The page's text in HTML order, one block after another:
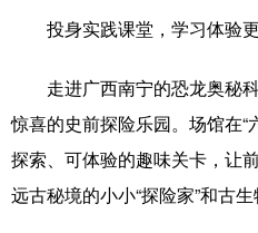
投身实践课堂，学习体验
走进广西南宁的恐龙奥秘
惊喜的史前探险乐园。场馆在“
探索、可体验的趣味关卡，让
远古秘境的小小“探险家”和古生